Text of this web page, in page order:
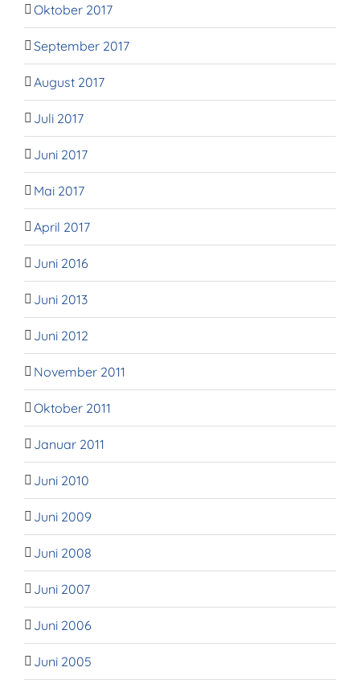
Oktober 2017
September 2017
August 2017
Juli 2017
Juni 2017
Mai 2017
April 2017
Juni 2016
Juni 2013
Juni 2012
November 2011
Oktober 2011
Januar 2011
Juni 2010
Juni 2009
Juni 2008
Juni 2007
Juni 2006
Juni 2005